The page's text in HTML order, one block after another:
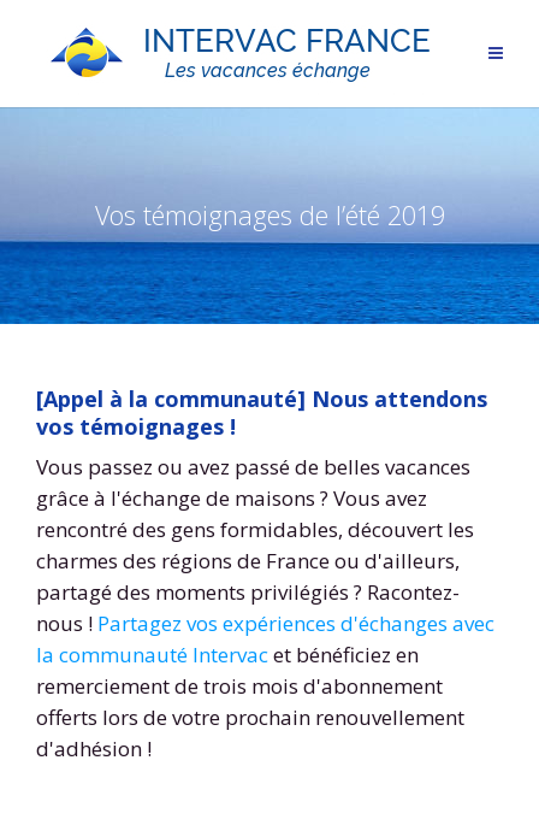
Vos témoignages de l’été 2019
[Appel à la communauté] Nous attendons
vos témoignages !
Vous passez ou avez passé de belles vacances
grâce à l'échange de maisons ? Vous avez
rencontré des gens formidables, découvert les
charmes des régions de France ou d'ailleurs,
partagé des moments privilégiés ? Racontez-
nous ! Partagez vos expériences d'échanges avec
la communauté Intervacet bénéficiez en
remerciement de trois mois d'abonnement
offerts lors de votre prochain renouvellement
d'adhésion !